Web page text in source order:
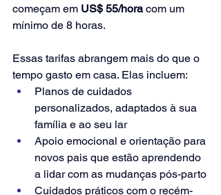
começam em US$ 55/hora com um
mínimo de 8 horas.
Essas tarifas abrangem mais do que o
tempo gasto em casa. Elas incluem:
Planos de cuidados
personalizados, adaptados à sua
família e ao seu lar
Apoio emocional e orientação para
novos pais que estão aprendendo
a lidar com as mudanças pós-parto
Cuidados práticos com o recém-